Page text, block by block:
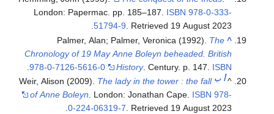
London: Papermac. pp. 185–187. ISBN 978-0-333-
51794-9. Retrieved 19 August 2023
.
^
Palmer, Alan; Palmer, Veronica (1992). The
Chronology of 19 May Anne Boleyn beheaded. British
History. Century. p. 147. ISBN
978-0-7126-5616-0
.
^أ ب Weir, Alison (2009). The lady in the tower : the fall
of Anne Boleyn . London: Jonathan Cape. ISBN 978-
0-224-06319-7 . Retrieved 19 August 2023
.